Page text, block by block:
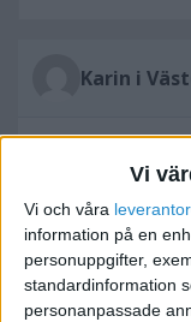
Vi
Vi och våra
information på en
personuppgifter,
standardinformation
personanpassade
Karin i
Hurdå
momsen större
lika mycket som